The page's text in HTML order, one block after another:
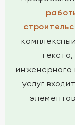
инженерного
услуг